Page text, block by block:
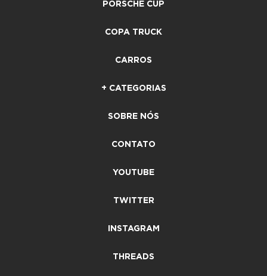
PORSCHE CUP
COPA TRUCK
CARROS
+ CATEGORIAS
SOBRE NÓS
CONTATO
YOUTUBE
TWITTER
INSTAGRAM
THREADS